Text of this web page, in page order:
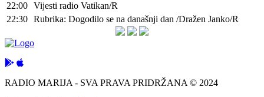
22:00 Vijesti radio Vatikan/R
22:30 Rubrika: Dogodilo se na današnji dan /Dražen Janko/R
RADIO MARIJA - SVA PRAVA PRIDRŽANA © 2024